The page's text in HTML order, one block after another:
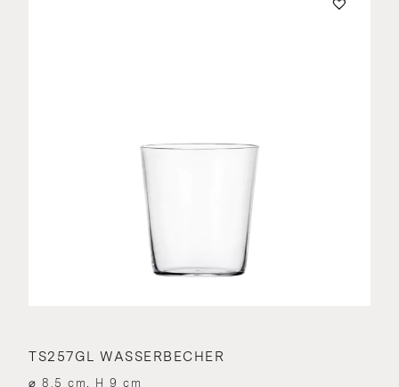
TS257GL WASSERBECHER
⌀ 8.5 cm, H 9 cm